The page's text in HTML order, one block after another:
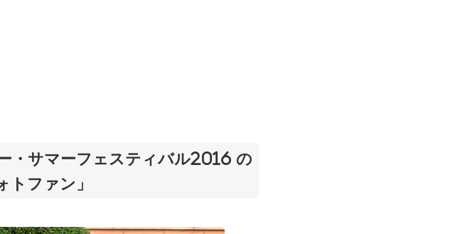
・サマーフェスティバル2016 の
トファン」